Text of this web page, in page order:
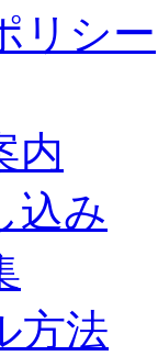
リシー
内
込み
方法